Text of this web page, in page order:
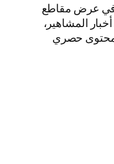
عرض مقاطع
أخبار المشاهير،
ومحتوى حصري